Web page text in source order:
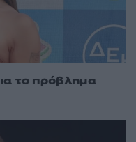
το πρόβλημα